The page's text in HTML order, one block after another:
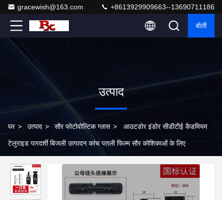
gracewish@163.com +8613929909663--13690711186
बोली
उत्पाद
घर > उत्पाद > सौर फोटोवोल्टिक ग्लास > आउटडोर इंडोर सीडीटीई कैडमियम
टेलुराइड पारदर्शी बिजली उत्पादन कांच पतली फिल्म सौर कोशिकाओं के लिए